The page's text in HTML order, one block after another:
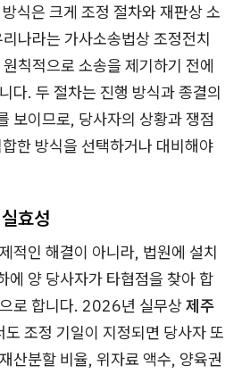
식은 크게 조정 절차와 재판상 소
나라는 가사소송법상 조정전치
칙적으로 소송을 제기하기 전에
다. 두 절차는 진행 방식과 종결의
보이므로, 당사자의 상황과 쟁점
한 방식을 선택하거나 대비해야
효성
적인 해결이 아니라, 법원에 설치
에 양 당사자가 타협점을 찾아 합
로 합니다. 2026년 실무상제주
도 조정 기일이 지정되면 당사자 또
산분할 비율, 위자료 액수, 양육권